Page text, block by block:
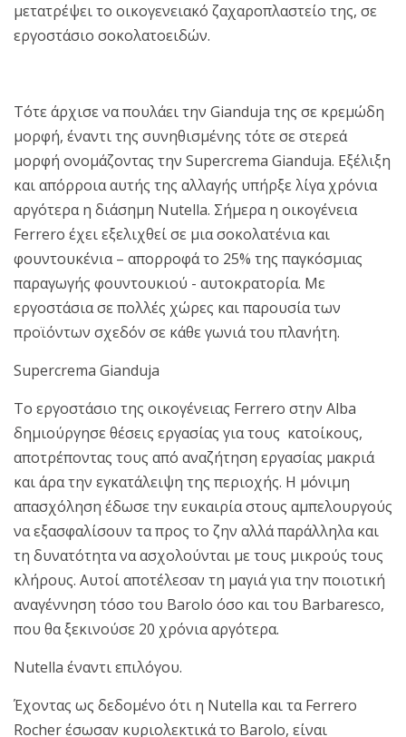
μετατρέψει το οικογενειακό ζαχαροπλαστείο της, σε
εργοστάσιο σοκολατοειδών.
Τότε άρχισε να πουλάει την Gianduja της σε κρεμώδη
μορφή, έναντι της συνηθισμένης τότε σε στερεά
μορφή ονομάζοντας την Supercrema Gianduja. Εξέλιξη
και απόρροια αυτής της αλλαγής υπήρξε λίγα χρόνια
αργότερα η διάσημη Nutella. Σήμερα η οικογένεια
Ferrero έχει εξελιχθεί σε μια σοκολατένια και
φουντουκένια – απορροφά το 25% της παγκόσμιας
παραγωγής φουντουκιού - αυτοκρατορία. Με
εργοστάσια σε πολλές χώρες και παρουσία των
προϊόντων σχεδόν σε κάθε γωνιά του πλανήτη.
Supercrema Gianduja
Το εργοστάσιο της οικογένειας Ferrero στην Alba
δημιούργησε θέσεις εργασίας για τους κατοίκους,
αποτρέποντας τους από αναζήτηση εργασίας μακριά
και άρα την εγκατάλειψη της περιοχής. Η μόνιμη
απασχόληση έδωσε την ευκαιρία στους αμπελουργούς
να εξασφαλίσουν τα προς το ζην αλλά παράλληλα και
τη δυνατότητα να ασχολούνται με τους μικρούς τους
κλήρους. Αυτοί αποτέλεσαν τη μαγιά για την ποιοτική
αναγέννηση τόσο του Barolo όσο και του Barbaresco,
που θα ξεκινούσε 20 χρόνια αργότερα.
Nutella έναντι επιλόγου.
Έχοντας ως δεδομένο ότι η Nutella και τα Ferrero
Rocher έσωσαν κυριολεκτικά το Barolo, είναι